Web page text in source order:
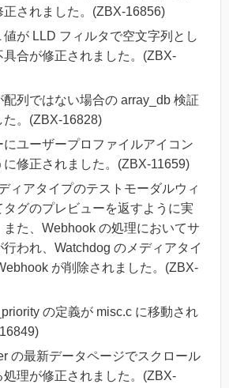
されました。(ZBX-16856)
が LLD フィルタで空文字列とし
具合が修正されました。(ZBX-
列ではない場合の array_db 検証
た。(ZBX-16828)
ユーザープロファイルアイコン
に修正されました。(ZBX-11659)
ィアタイプのテストモーダルウィ
タグのプレビューを返すように実
た、Webhook の処理においてサ
われ、Watchdog のメディアタイ
が削除されました。(ZBX-
の定義が misc.c に移動され
の最新データページでスクロール
理が修正されました。(ZBX-